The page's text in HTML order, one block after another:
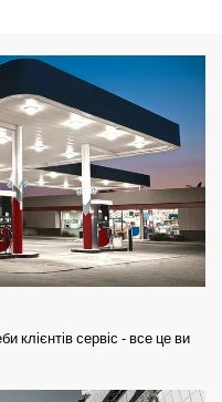
клієнтів сервіс - все це ви